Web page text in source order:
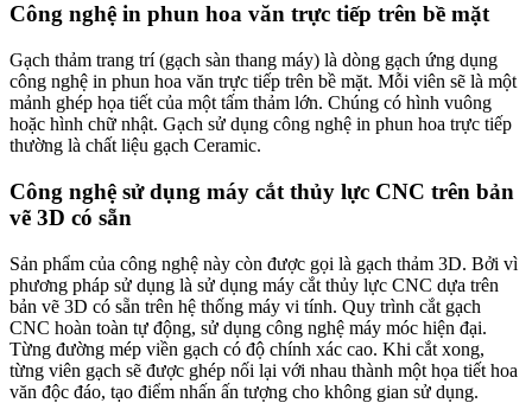
Công nghệ in phun hoa văn trực tiếp trên bề mặt
Gạch thảm trang trí (gạch sàn thang máy) là dòng gạch ứng dụng
công nghệ in phun hoa văn trực tiếp trên bề mặt. Mỗi viên sẽ là một
mảnh ghép họa tiết của một tấm thảm lớn. Chúng có hình vuông
hoặc hình chữ nhật. Gạch sử dụng công nghệ in phun hoa trực tiếp
thường là chất liệu gạch Ceramic.
Công nghệ sử dụng máy cắt thủy lực CNC trên bản
vẽ 3D có sẵn
Sản phẩm của công nghệ này còn được gọi là gạch thảm 3D. Bởi vì
phương pháp sử dụng là sử dụng máy cắt thủy lực CNC dựa trên
bản vẽ 3D có sẵn trên hệ thống máy vi tính. Quy trình cắt gạch
CNC hoàn toàn tự động, sử dụng công nghệ máy móc hiện đại.
Từng đường mép viền gạch có độ chính xác cao. Khi cắt xong,
từng viên gạch sẽ được ghép nối lại với nhau thành một họa tiết hoa
văn độc đáo, tạo điểm nhấn ấn tượng cho không gian sử dụng.